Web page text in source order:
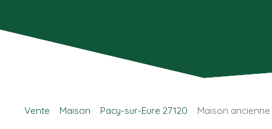
Vente Maison Pacy-sur-Eure 27120 Maison